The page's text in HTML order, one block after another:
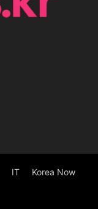
IT Korea Now